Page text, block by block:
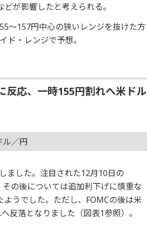
が影響したと考えられる。
～157円中心の狭いレンジを抜けた方
ド・レンジで予想。
反応、一時155円割れへ米ドル
ル／円
ました。注目された12月10日の
の後については追加利下げに慎重な
うでした。ただし、FOMCの後は米
反落となりました（図表1参照）。